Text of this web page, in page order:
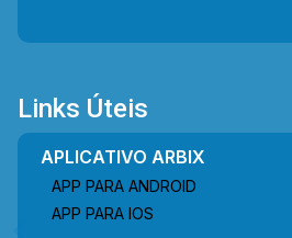
Links Úteis
APLICATIVO ARBIX
APP PARA ANDROID
APP PARA IOS